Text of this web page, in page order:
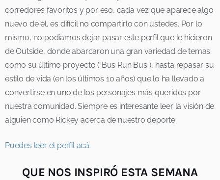
corredores favoritos y por eso, cada vez que aparece algo
nuevo de él, es difícil no compartirlo con ustedes. Por lo
mismo, no podíamos dejar pasar este perfil que le hicieron
de Outside, donde abarcaron una gran variedad de temas;
como su último proyecto (“Bus Run Bus”), hasta repasar su
estilo de vida (en los últimos 10 años) que lo ha llevado a
convertirse en uno de los personajes más queridos por
nuestra comunidad. Siempre es interesante leer la visión de
alguien como Rickey acerca de nuestro deporte.
Puedes leer el perfil acá.
QUE NOS INSPIRÓ ESTA SEMANA